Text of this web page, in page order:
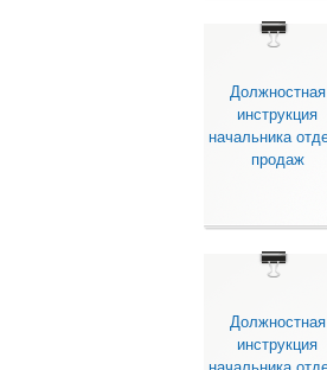
Должностная
инструкция
начальника
продаж
Должностная
инструкция